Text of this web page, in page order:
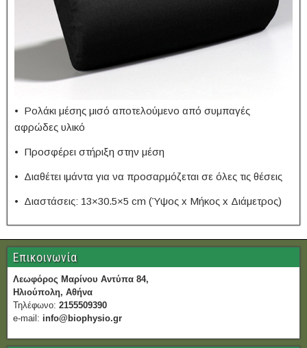
• Ρολάκι μέσης μισό αποτελούμενο από συμπαγές
αφρώδες υλικό
• Προσφέρει στήριξη στην μέση
• Διαθέτει ιμάντα για να προσαρμόζεται σε όλες τις θέσεις
• Διαστάσεις: 13×30.5×5 cm (Ύψος x Μήκος x Διάμετρος)
Επικοινωνία
Λεωφόρος Μαρίνου Αντύπα 84,
Ηλιούπολη, Αθήνα
Τηλέφωνο: 2155509390
e-mail: info@biophysio.gr